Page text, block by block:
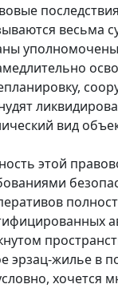
весьма
вид
этой
эрзац-жилье в
хочется